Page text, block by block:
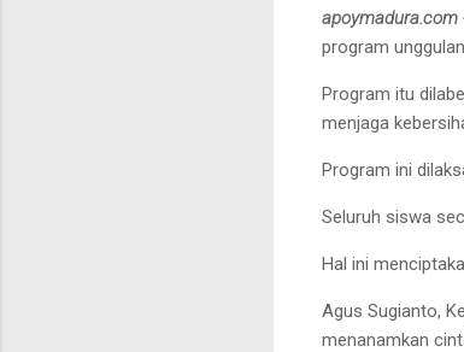
apoymadura.com
program
Program itu
menjaga
Program ini
Seluruh siswa
Hal ini
Agus Sugianto,
menanamkan